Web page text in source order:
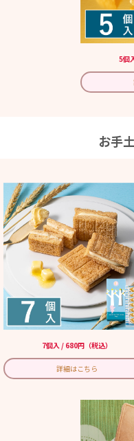
5個
お手
7個入 / 680円（税込）
詳細はこちら